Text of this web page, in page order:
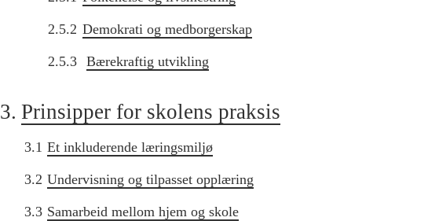
2.5.2 Demokrati og medborgerskap
2.5.3 Bærekraftig utvikling
3. Prinsipper for skolens praksis
3.1 Et inkluderende læringsmiljø
3.2 Undervisning og tilpasset opplæring
3.3 Samarbeid mellom hjem og skole